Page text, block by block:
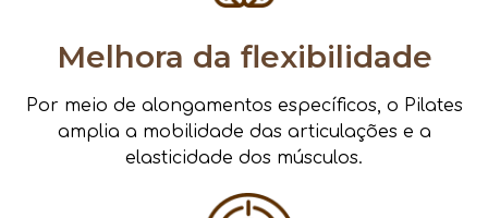
Melhora da flexibilidade
Por meio de alongamentos específicos, o Pilates
amplia a mobilidade das articulações e a
elasticidade dos músculos.